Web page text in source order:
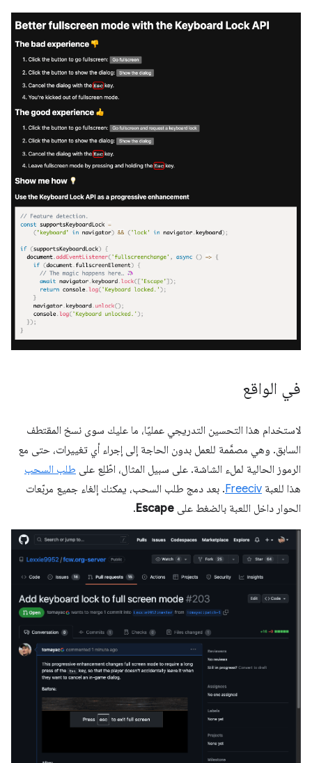
في الواقع
لاستخدام هذا التحسين التدريجي عمليًا، ما عليك سوى نسخ المقتطف
السابق. وهي مصمَّمة للعمل بدون الحاجة إلى إجراء أي تغييرات، حتى مع
الرموز الحالية لملء الشاشة. على سبيل المثال، اطّلِع على طلب السحب
هذا للعبة Freeciv. بعد دمج طلب السحب، يمكنك إلغاء جميع مربّعات
الحوار داخل اللعبة بالضغط على Escape
.